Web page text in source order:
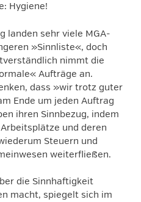
Hygiene!
landen sehr viele MGA-
»Sinnliste«, doch
nimmt die
Aufträge an.
dass »wir trotz guter
Ende um jeden Auftrag
ihren Sinnbezug, indem
und deren
Steuern und
weiterfließen.
die Sinnhaftigkeit
macht, spiegelt sich im